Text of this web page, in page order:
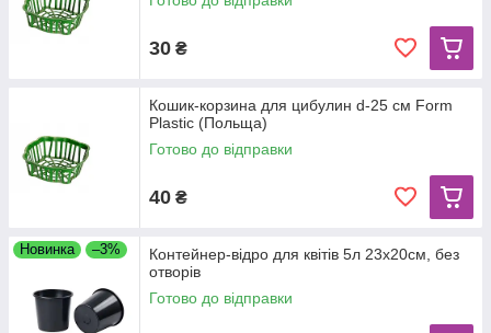
30 ₴
Кошик-корзина для цибулин d-25 см Form
Plastic (Польща)
Готово до відправки
40 ₴
Новинка –3%
Контейнер-відро для квітів 5л 23х20см, без
отворів
Готово до відправки